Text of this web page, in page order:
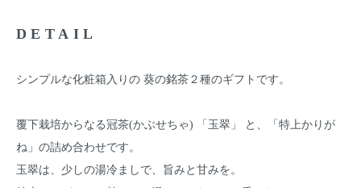
DETAIL
シンプルな化粧箱入りの 葵の銘茶２種のギフトです。
覆下栽培からなる冠茶(かぶせちゃ) 「玉翠」 と、「特上かりが
ね」の詰め合わせです。
玉翠は、少しの湯冷ましで、旨みと甘みを。